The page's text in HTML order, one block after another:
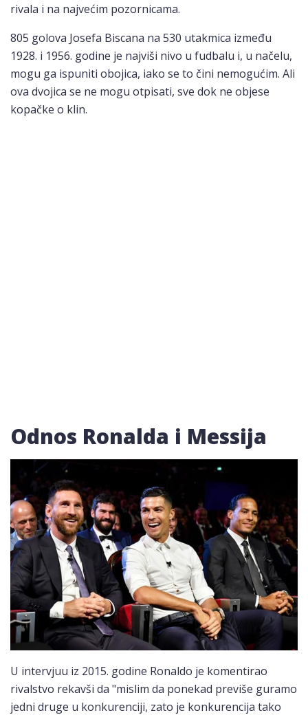
rivala i na najvećim pozornicama.
805 golova Josefa Biscana na 530 utakmica između
1928. i 1956. godine je najviši nivo u fudbalu i, u načelu,
mogu ga ispuniti obojica, iako se to čini nemogućim. Ali
ova dvojica se ne mogu otpisati, sve dok ne objese
kopačke o klin.
Odnos Ronalda i Messija
U intervjuu iz 2015. godine Ronaldo je komentirao
rivalstvo rekavši da "mislim da ponekad previše guramo
jedni druge u konkurenciji, zato je konkurencija tako